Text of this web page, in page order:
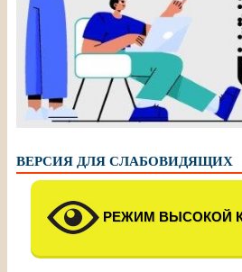
ВЕРСИЯ ДЛЯ СЛАБОВИДЯЩИХ
РЕЖИМ ВЫСОКОЙ